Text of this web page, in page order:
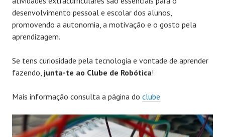
desenvolvimento pessoal e escolar dos alunos,
promovendo a autonomia, a motivação e o gosto pela
aprendizagem.
Se tens curiosidade pela tecnologia e vontade de aprender
fazendo, junta-te ao Clube de Robótica!
Mais informação consulta a página do clube